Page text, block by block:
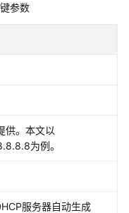
参数
供。本文以
为例。
服务器自动生成